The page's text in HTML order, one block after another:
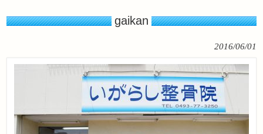
gaikan
2016/06/01